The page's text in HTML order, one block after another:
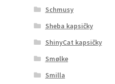
Schmusy
Sheba kapsičky
ShinyCat kapsičky
Smølke
Smilla